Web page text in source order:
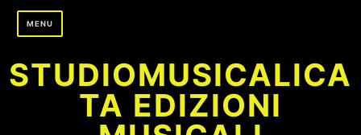
Skip
MENU
STUDIOMUSICALICA
TA EDIZIONI